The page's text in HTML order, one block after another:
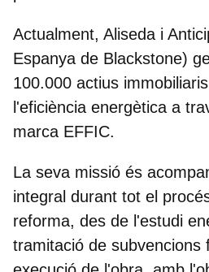
Actualment, Aliseda i
Espanya de Blackstone)
100.000 actius
l'eficiència energètica a
marca EFFIC.
La seva missió és
integral durant tot el
reforma, des de l'estudi
tramitació de subvencions